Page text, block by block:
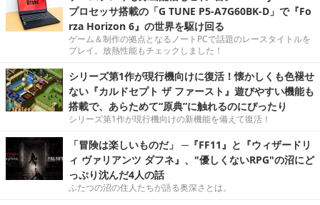
プロセッサ搭載の「G TUNE P5-A7G60BK-D」で『Fo
rza Horizon 6』の世界を駆け回る
ゲーム＆制作の拠点となるノートPCで話題のレースタイトルを
プレイ。放熱性能もチェックしました！
シリーズ第1作が現行機向けに復活！懐かしくも色褪せ
ない『カルドセプト ザ ファースト』遊びやすい機能も
搭載で、あらためて“原典”に触れるのにぴったり
シリーズ第1作が現行機向けの新機能を備えて復活！
「冒険は楽しいものだ」 ─『FF11』と『ウィザードリ
ィ ヴァリアンツ ダフネ』、"優しくないRPG"の沼にど
っぷり沈んだ4人の話
ふたつの沼の住人たちが語る奥深さとは。